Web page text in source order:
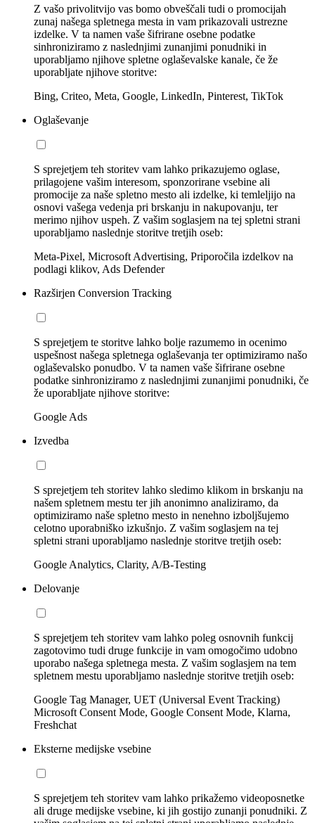
Z vašo privolitvijo vas bomo obveščali tudi o promocijah
zunaj našega spletnega mesta in vam prikazovali ustrezne
izdelke. V ta namen vaše šifrirane osebne podatke
sinhroniziramo z naslednjimi zunanjimi ponudniki in
uporabljamo njihove spletne oglaševalske kanale, če že
uporabljate njihove storitve:
Bing, Criteo, Meta, Google, LinkedIn, Pinterest, TikTok
Oglaševanje
S sprejetjem teh storitev vam lahko prikazujemo oglase,
prilagojene vašim interesom, sponzorirane vsebine ali
promocije za naše spletno mesto ali izdelke, ki temleljijo na
osnovi vašega vedenja pri brskanju in nakupovanju, ter
merimo njihov uspeh. Z vašim soglasjem na tej spletni strani
uporabljamo naslednje storitve tretjih oseb:
Meta-Pixel, Microsoft Advertising, Priporočila izdelkov na
podlagi klikov, Ads Defender
Razširjen Conversion Tracking
S sprejetjem te storitve lahko bolje razumemo in ocenimo
uspešnost našega spletnega oglaševanja ter optimiziramo našo
oglaševalsko ponudbo. V ta namen vaše šifrirane osebne
podatke sinhroniziramo z naslednjimi zunanjimi ponudniki, če
že uporabljate njihove storitve:
Google Ads
Izvedba
S sprejetjem teh storitev lahko sledimo klikom in brskanju na
našem spletnem mestu ter jih anonimno analiziramo, da
optimiziramo naše spletno mesto in nenehno izboljšujemo
celotno uporabniško izkušnjo. Z vašim soglasjem na tej
spletni strani uporabljamo naslednje storitve tretjih oseb:
Google Analytics, Clarity, A/B-Testing
Delovanje
S sprejetjem teh storitev vam lahko poleg osnovnih funkcij
zagotovimo tudi druge funkcije in vam omogočimo udobno
uporabo našega spletnega mesta. Z vašim soglasjem na tem
spletnem mestu uporabljamo naslednje storitve tretjih oseb:
Google Tag Manager, UET (Universal Event Tracking)
Microsoft Consent Mode, Google Consent Mode, Klarna,
Freshchat
Eksterne medijske vsebine
S sprejetjem teh storitev vam lahko prikažemo videoposnetke
ali druge medijske vsebine, ki jih gostijo zunanji ponudniki. Z